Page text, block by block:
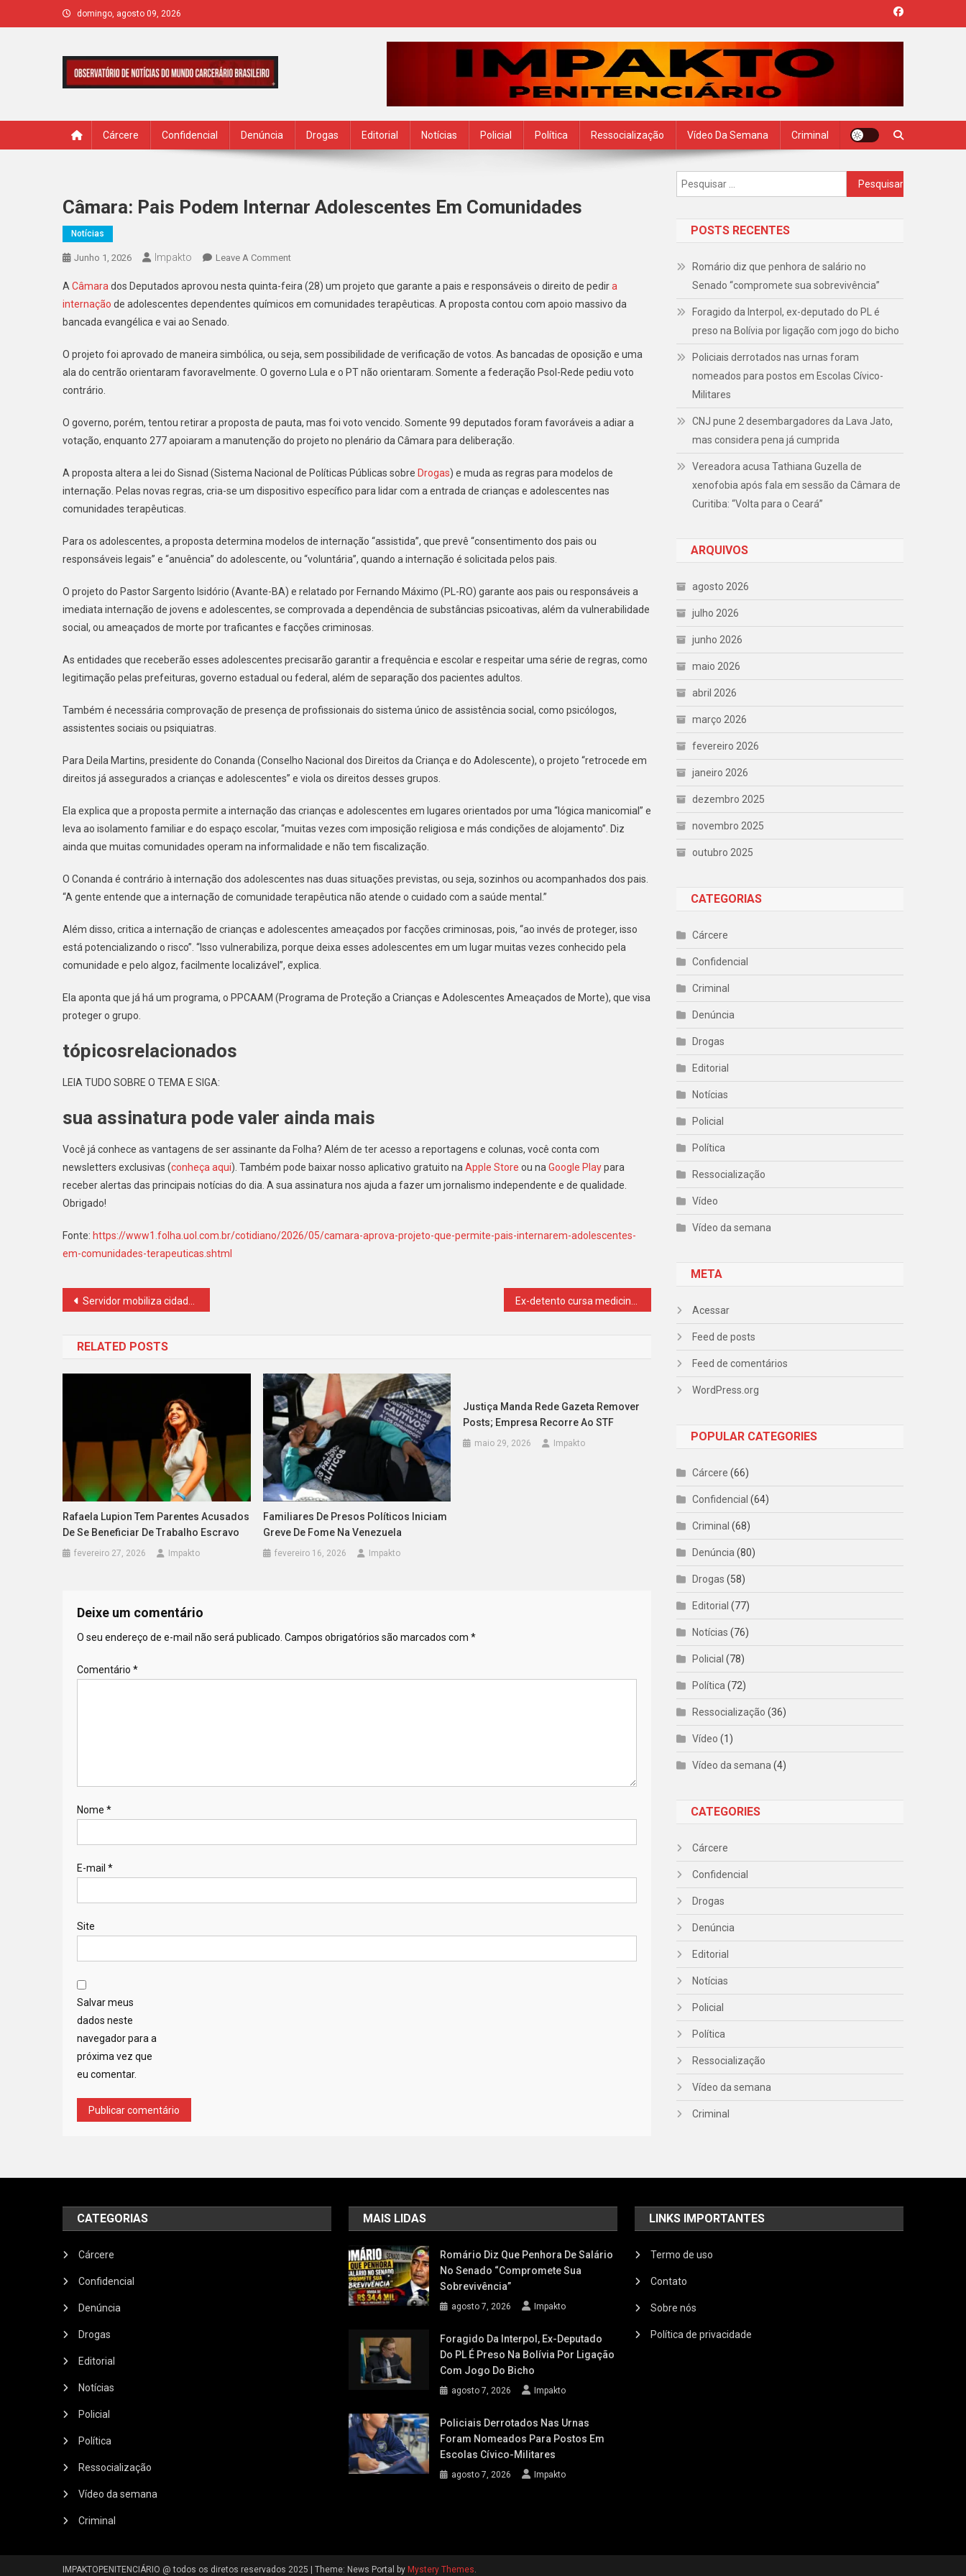
to
domingo, agosto 09, 2026
Cárcere Confidencial Denúncia Drogas Editorial Notícias Policial Política Ressocialização Vídeo Da Semana Criminal
Câmara: Pais Podem Internar Adolescentes Em Comunidades
Notícias
Junho 1, 2026 Impakto Leave A CommentOn
Pais
Podem
Em
Comunidades
A Câmara dos Deputados aprovou nesta quinta-feira (28) um projeto que garante a pais e responsáveis o direito de pedira
internação de adolescentes dependentes químicos em comunidades terapêuticas. A proposta contou com apoio massivo da
bancada evangélica e vai ao Senado.
O projeto foi aprovado de maneira simbólica, ou seja, sem possibilidade de verificação de votos. As bancadas de oposição e uma
ala do centrão orientaram favoravelmente. O governo Lula e o PT não orientaram. Somente a federação Psol-Rede pediu voto
contrário.
O governo, porém, tentou retirar a proposta de pauta, mas foi voto vencido. Somente 99 deputados foram favoráveis a adiar a
votação, enquanto 277 apoiaram a manutenção do projeto no plenário da Câmara para deliberação.
A proposta altera a lei do Sisnad (Sistema Nacional de Políticas Públicas sobre Drogas) e muda as regras para modelos de
internação. Pelas novas regras, cria-se um dispositivo específico para lidar com a entrada de crianças e adolescentes nas
comunidades terapêuticas.
Para os adolescentes, a proposta determina modelos de internação “assistida”, que prevê “consentimento dos pais ou
responsáveis legais” e “anuência” do adolescente, ou “voluntária”, quando a internação é solicitada pelos pais.
O projeto do Pastor Sargento Isidório (Avante-BA) e relatado por Fernando Máximo (PL-RO) garante aos pais ou responsáveis a
imediata internação de jovens e adolescentes, se comprovada a dependência de substâncias psicoativas, além da vulnerabilidade
social, ou ameaçados de morte por traficantes e facções criminosas.
As entidades que receberão esses adolescentes precisarão garantir a frequência e escolar e respeitar uma série de regras, como
legitimação pelas prefeituras, governo estadual ou federal, além de separação dos pacientes adultos.
Também é necessária comprovação de presença de profissionais do sistema único de assistência social, como psicólogos,
assistentes sociais ou psiquiatras.
Para Deila Martins, presidente do Conanda (Conselho Nacional dos Direitos da Criança e do Adolescente), o projeto “retrocede em
direitos já assegurados a crianças e adolescentes” e viola os direitos desses grupos.
Ela explica que a proposta permite a internação das crianças e adolescentes em lugares orientados por uma “lógica manicomial” e
leva ao isolamento familiar e do espaço escolar, “muitas vezes com imposição religiosa e más condições de alojamento”. Diz
ainda que muitas comunidades operam na informalidade e não tem fiscalização.
O Conanda é contrário à internação dos adolescentes nas duas situações previstas, ou seja, sozinhos ou acompanhados dos pais.
“A gente entende que a internação de comunidade terapêutica não atende o cuidado com a saúde mental.”
Além disso, critica a internação de crianças e adolescentes ameaçados por facções criminosas, pois, “ao invés de proteger, isso
está potencializando o risco”. “Isso vulnerabiliza, porque deixa esses adolescentes em um lugar muitas vezes conhecido pela
comunidade e pelo algoz, facilmente localizável”, explica.
Ela aponta que já há um programa, o PPCAAM (Programa de Proteção a Crianças e Adolescentes Ameaçados de Morte), que visa
proteger o grupo.
tópicosrelacionados
LEIA TUDO SOBRE O TEMA E SIGA:
sua assinatura pode valer ainda mais
Você já conhece as vantagens de ser assinante da Folha? Além de ter acesso a reportagens e colunas, você conta com
newsletters exclusivas (conheça aqui). Também pode baixar nosso aplicativo gratuito na Apple Store ou na Google Playpara
receber alertas das principais notícias do dia. A sua assinatura nos ajuda a fazer um jornalismo independente e de qualidade.
Obrigado!
Fonte: https://www1.folha.uol.com.br/cotidiano/2026/05/camara-aprova-projeto-que-permite-pais-internarem-adolescentes-
em-comunidades-terapeuticas.shtml
Navegação
Post
Servidor mobiliza cidade para achar dono de carteira com R$ 5 mil
RELATED POSTS
Rafaela Lupion Tem Parentes Acusados
De Se Beneficiar De Trabalho Escravo
fevereiro 27, 2026 Impakto
Familiares De Presos Políticos Iniciam
Greve De Fome Na Venezuela
fevereiro 16, 2026 Impakto
Justiça Manda Rede Gazeta Remover
Posts; Empresa Recorre Ao STF
maio 29, 2026 Impakto
Deixe um comentário
O seu endereço de e-mail não será publicado. Campos obrigatórios são marcados com *
Comentário *
Nome *
E-mail *
Site
Salvar meus
dados neste
navegador para a
próxima vez que
eu comentar.
Pesquisar
por:
POSTS RECENTES
Romário diz que penhora de salário no
Senado “compromete sua sobrevivência”
Foragido da Interpol, ex-deputado do PL é
preso na Bolívia por ligação com jogo do bicho
Policiais derrotados nas urnas foram
nomeados para postos em Escolas Cívico-
Militares
CNJ pune 2 desembargadores da Lava Jato,
mas considera pena já cumprida
Vereadora acusa Tathiana Guzella de
xenofobia após fala em sessão da Câmara de
Curitiba: “Volta para o Ceará”
ARQUIVOS
agosto 2026
julho 2026
junho 2026
maio 2026
abril 2026
março 2026
fevereiro 2026
janeiro 2026
dezembro 2025
novembro 2025
outubro 2025
CATEGORIAS
Cárcere
Confidencial
Criminal
Denúncia
Drogas
Editorial
Notícias
Policial
Política
Ressocialização
Vídeo
Vídeo da semana
META
Acessar
Feed de posts
Feed de comentários
WordPress.org
POPULAR CATEGORIES
Cárcere (66)
Confidencial (64)
Criminal (68)
Denúncia (80)
Drogas (58)
Editorial (77)
Notícias (76)
Policial (78)
Política (72)
Ressocialização (36)
Vídeo (1)
Vídeo da semana (4)
CATEGORIES
Cárcere
Confidencial
Drogas
Denúncia
Editorial
Notícias
Policial
Política
Ressocialização
Vídeo da semana
Criminal
CATEGORIAS
Cárcere
Confidencial
Denúncia
Drogas
Editorial
Notícias
Policial
Política
Ressocialização
Vídeo da semana
Criminal
MAIS LIDAS
Romário Diz Que Penhora De Salário
No Senado “compromete Sua
Sobrevivência”
agosto 7, 2026 Impakto
Foragido Da Interpol, Ex-Deputado
Do PL É Preso Na Bolívia Por Ligação
Com Jogo Do Bicho
agosto 7, 2026 Impakto
Policiais Derrotados Nas Urnas
Foram Nomeados Para Postos Em
Escolas Cívico-Militares
agosto 7, 2026 Impakto
LINKS IMPORTANTES
Termo de uso
Contato
Sobre nós
Política de privacidade
IMPAKTOPENITENCIÁRIO @ todos os diretos reservados 2025 Theme: News Portal by Mystery Themes.